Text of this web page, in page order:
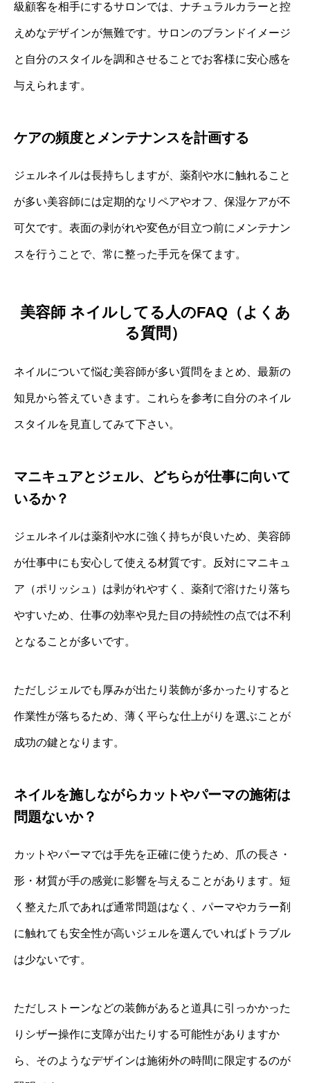
級顧客を相手にするサロンでは、ナチュラルカラーと控
えめなデザインが無難です。サロンのブランドイメージ
と自分のスタイルを調和させることでお客様に安心感を
与えられます。
ケアの頻度とメンテナンスを計画する
ジェルネイルは長持ちしますが、薬剤や水に触れること
が多い美容師には定期的なリペアやオフ、保湿ケアが不
可欠です。表面の剥がれや変色が目立つ前にメンテナン
スを行うことで、常に整った手元を保てます。
美容師 ネイルしてる人のFAQ（よくあ
る質問）
ネイルについて悩む美容師が多い質問をまとめ、最新の
知見から答えていきます。これらを参考に自分のネイル
スタイルを見直してみて下さい。
マニキュアとジェル、どちらが仕事に向いて
いるか？
ジェルネイルは薬剤や水に強く持ちが良いため、美容師
が仕事中にも安心して使える材質です。反対にマニキュ
ア（ポリッシュ）は剥がれやすく、薬剤で溶けたり落ち
やすいため、仕事の効率や見た目の持続性の点では不利
となることが多いです。
ただしジェルでも厚みが出たり装飾が多かったりすると
作業性が落ちるため、薄く平らな仕上がりを選ぶことが
成功の鍵となります。
ネイルを施しながらカットやパーマの施術は
問題ないか？
カットやパーマでは手先を正確に使うため、爪の長さ・
形・材質が手の感覚に影響を与えることがあります。短
く整えた爪であれば通常問題はなく、パーマやカラー剤
に触れても安全性が高いジェルを選んでいればトラブル
は少ないです。
ただしストーンなどの装飾があると道具に引っかかった
りシザー操作に支障が出たりする可能性がありますか
ら、そのようなデザインは施術外の時間に限定するのが